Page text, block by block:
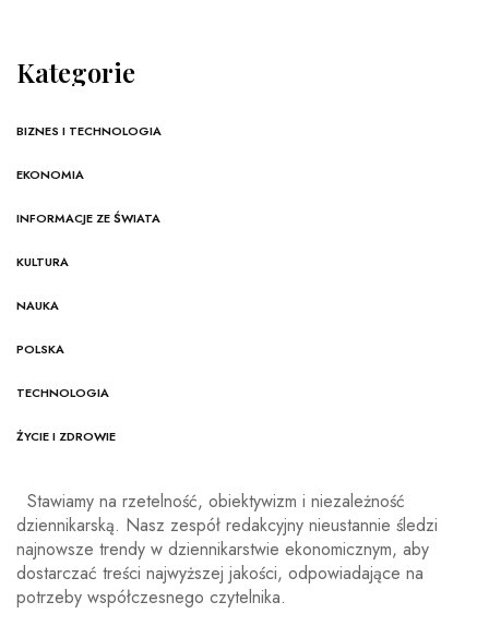
Kategorie
BIZNES I TECHNOLOGIA
EKONOMIA
INFORMACJE ZE ŚWIATA
KULTURA
NAUKA
POLSKA
TECHNOLOGIA
ŻYCIE I ZDROWIE
Stawiamy na rzetelność, obiektywizm i niezależność
dziennikarską. Nasz zespół redakcyjny nieustannie śledzi
najnowsze trendy w dziennikarstwie ekonomicznym, aby
dostarczać treści najwyższej jakości, odpowiadające na
potrzeby współczesnego czytelnika.